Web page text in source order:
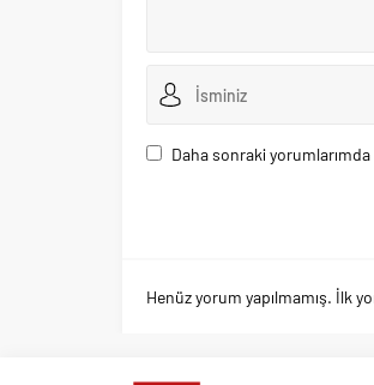
Daha sonraki
Henüz yorum yapılmamış. İlk